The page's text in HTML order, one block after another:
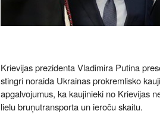
Krievijas prezidenta Vladimira Putina
stingri noraida Ukrainas prokremlisko
apgalvojumus, ka kaujinieki no Krievijas
lielu bruņutransporta un ieroču skaitu.